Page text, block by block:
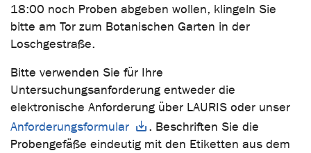
18:00 noch Proben abgeben wollen, klingeln Sie
bitte am Tor zum Botanischen Garten in der
Loschgestraße.
Bitte verwenden Sie für Ihre
Untersuchungsanforderung entweder die
elektronische Anforderung über LAURIS oder unser
Anforderungsformular
. Beschriften Sie die
Probengefäße eindeutig mit den Etiketten aus dem